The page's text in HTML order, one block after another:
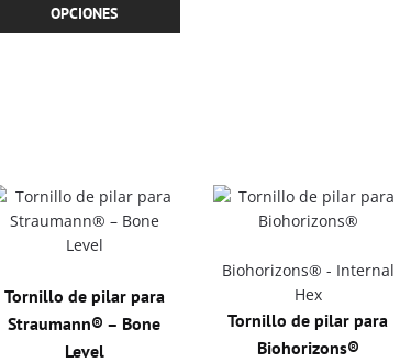
OPCIONES
elegir
página
producto
Tornillo de pilar para
Straumann® – Bone
Level
Biohorizons® - Internal
Hex
Tornillo de pilar para
Biohorizons®